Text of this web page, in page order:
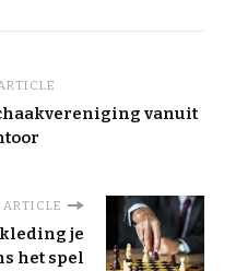
vanuit
ARTICLE
je
het spel